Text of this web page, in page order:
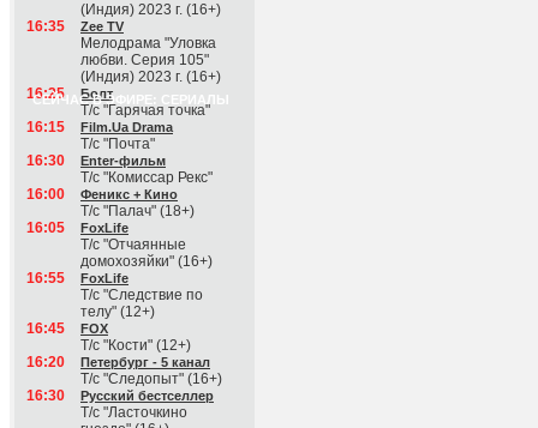
(Индия) 2023 г. (16+)
16:35
Zee TV
Мелодрама "Уловка
любви. Серия 105"
(Индия) 2023 г. (16+)
СЕЙЧАС В ЭФИРЕ: СЕРИАЛЫ
16:25 Болт
Т/с "Гарячая точка"
16:15
Film.Ua Drama
Т/с "Почта"
16:30
Enter-фильм
Т/с "Комиссар Рекс"
16:00
Феникс + Кино
Т/с "Палач" (18+)
16:05
FoxLife
Т/с "Отчаянные
домохозяйки" (16+)
16:55
FoxLife
Т/с "Следствие по
телу" (12+)
16:45
FOX
Т/с "Кости" (12+)
16:20
Петербург - 5 канал
Т/с "Следопыт" (16+)
16:30
Русский бестселлер
Т/с "Ласточкино